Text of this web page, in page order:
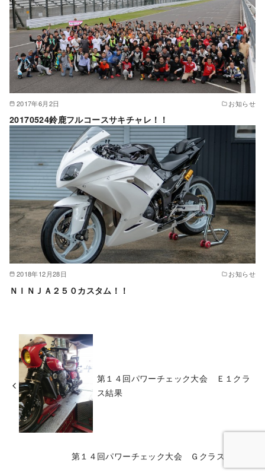
2017年6月2日 お知らせ
20170524鈴鹿フルコースサキチャレ！！
2018年12月28日 お知らせ
ＮＩＮＪＡ２５０カスタム！！
第１４回パワーチェック大会 Ｅ１クラ
ス結果
第１４回パワーチェック大会 Ｇクラス結果